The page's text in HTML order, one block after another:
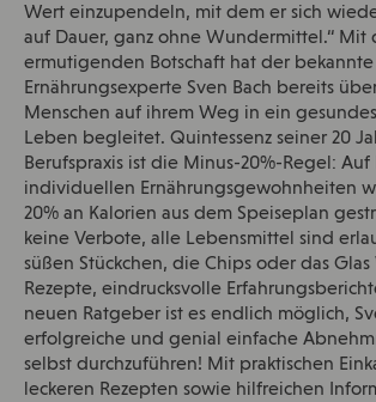
Wert einzupendeln, mit dem er sich
auf Dauer, ganz ohne Wundermittel.“ Mit
ermutigenden Botschaft hat der bekannte
Ernährungsexperte Sven Bach bereits
Menschen auf ihrem Weg in ein
Leben begleitet. Quintessenz seiner 20
Berufspraxis ist die Minus-20%-Regel: Auf
individuellen Ernährungsgewohnheiten
20% an Kalorien aus dem Speiseplan
keine Verbote, alle Lebensmittel sind
süßen Stückchen, die Chips oder das
Rezepte, eindrucksvolle
neuen Ratgeber ist es endlich möglich,
erfolgreiche und genial einfache
selbst durchzuführen! Mit praktischen
leckeren Rezepten sowie hilfreichen